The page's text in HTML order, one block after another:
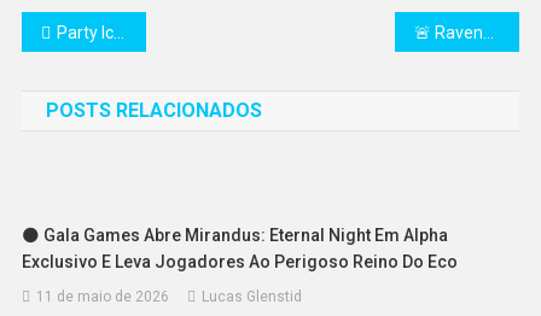
Navegação
Post
Party Icons Closed Beta 3 Está no Ar com Evento de US$ 100 Mil + X League!
POSTS RELACIONADOS
🌑 Gala Games Abre Mirandus: Eternal Night Em Alpha
Exclusivo E Leva Jogadores Ao Perigoso Reino Do Eco
11 de maio de 2026 Lucas Glenstid